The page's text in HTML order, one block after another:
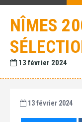
NÎMES
13 février 2024
13 février 2024